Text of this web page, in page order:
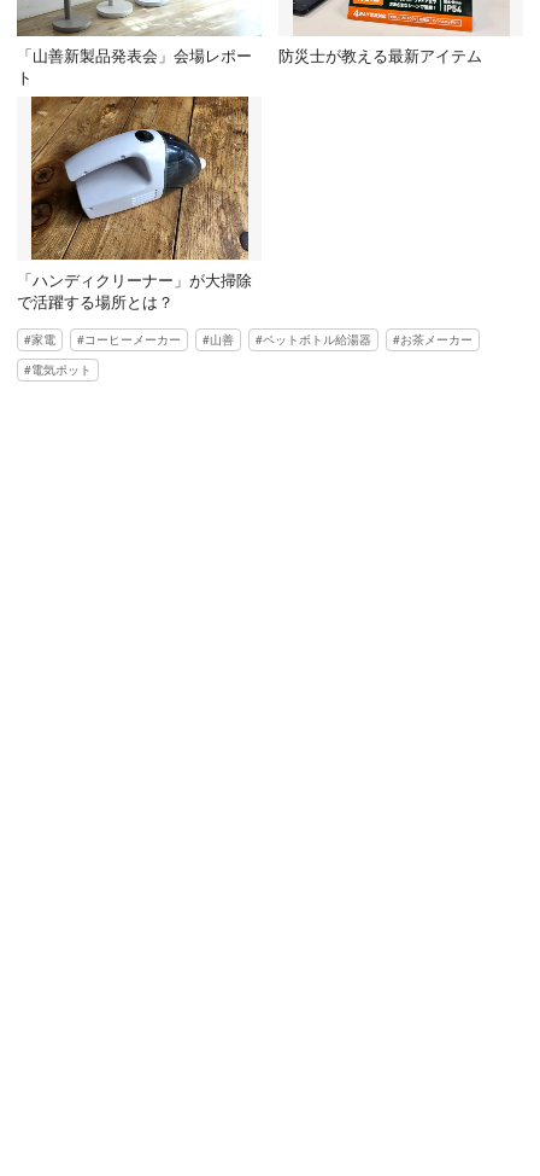
「山善新製品発表会」会場レポー
ト
防災士が教える最新アイテム
「ハンディクリーナー」が大掃除
で活躍する場所とは？
家電 コーヒーメーカー 山善 ペットボトル給湯器
お茶メーカー
電気ポット